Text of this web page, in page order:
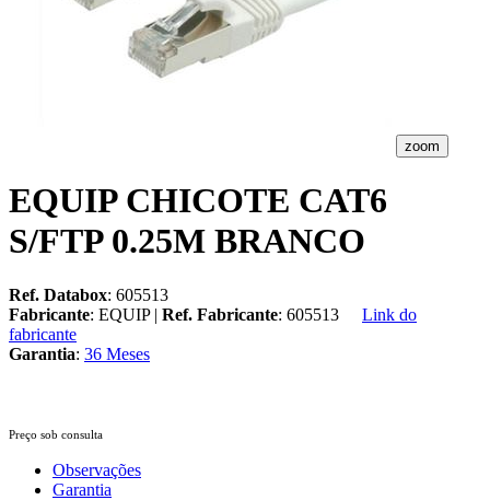
zoom
EQUIP CHICOTE CAT6
S/FTP 0.25M BRANCO
Ref. Databox: 605513
Fabricante: EQUIP | Ref. Fabricante: 605513
Link do
fabricante
Garantia: 36 Meses
Preço sob consulta
Observações
Garantia